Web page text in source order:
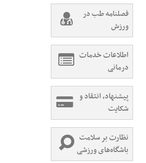
فصلنامه طب در
ورزش
اطلاعات خدمات
درمانی
پیشنهاد، انتقاد و
شکایت
نظارت بر سلامت
باشگاه‌های ورزشی